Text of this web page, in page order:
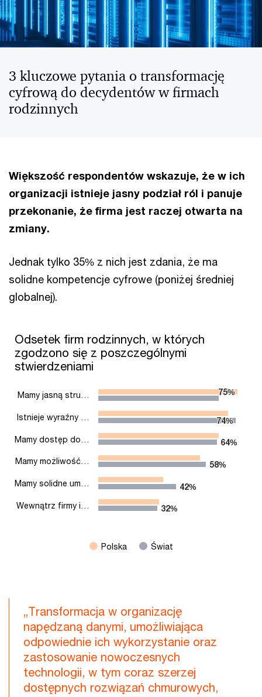
3 kluczowe pytania o transformację
cyfrową do decydentów w firmach
rodzinnych
Większość respondentów wskazuje, że w ich
organizacji istnieje jasny podział ról i panuje
przekonanie, że firma jest raczej otwarta na
zmiany.
Jednak tylko 35% z nich jest zdania, że ma
solidne kompetencje cyfrowe (poniżej średniej
globalnej).
Odsetek firm rodzinnych, w których zgodzono się z
Bar chart with 2 data series.
The chart has 1 X axis displaying categories.
Odsetek firm rodzinnych, w których
zgodzono się z poszczególnymi
stwierdzeniami
75%
75%
74%
74%
64%
64%
58%
58%
42%
42%
32%
32%
Polska Świat
Mamy jasną stru…
Istnieje wyraźny …
Mamy dostęp do…
Mamy możliwość…
Mamy solidne um…
Wewnątrz firmy i…
„Transformacja w organizację
napędzaną danymi, umożliwiająca
odpowiednie ich wykorzystanie oraz
zastosowanie nowoczesnych
technologii, w tym coraz szerzej
dostępnych rozwiązań chmurowych,